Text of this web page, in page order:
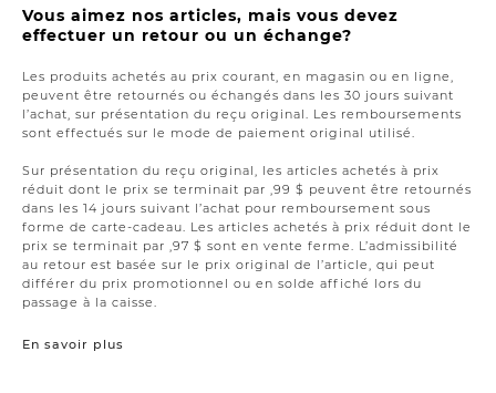
Vous aimez nos articles, mais vous devez
effectuer un retour ou un échange?
Les produits achetés au prix courant, en magasin ou en ligne,
peuvent être retournés ou échangés dans les 30 jours suivant
l’achat, sur présentation du reçu original. Les remboursements
sont effectués sur le mode de paiement original utilisé.
Sur présentation du reçu original, les articles achetés à prix
réduit dont le prix se terminait par ,99 $ peuvent être retournés
dans les 14 jours suivant l’achat pour remboursement sous
forme de carte-cadeau. Les articles achetés à prix réduit dont le
prix se terminait par ,97 $ sont en vente ferme. L’admissibilité
au retour est basée sur le prix original de l’article, qui peut
différer du prix promotionnel ou en solde affiché lors du
passage à la caisse.
En savoir plus